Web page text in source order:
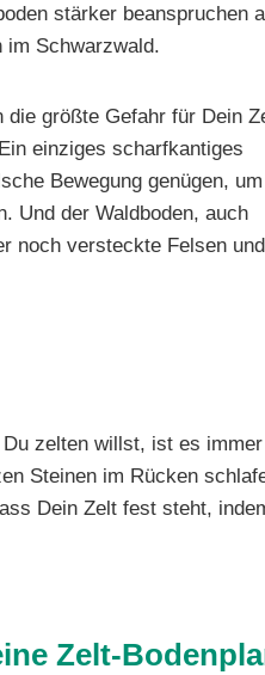
stärker beanspruchen
im Schwarzwald.
die größte Gefahr für Dein
einziges scharfkantiges
Bewegung genügen, um
Und der Waldboden, auch
noch versteckte Felsen und
zelten willst, ist es
Steinen im Rücken
Dein Zelt fest steht,
Zelt-